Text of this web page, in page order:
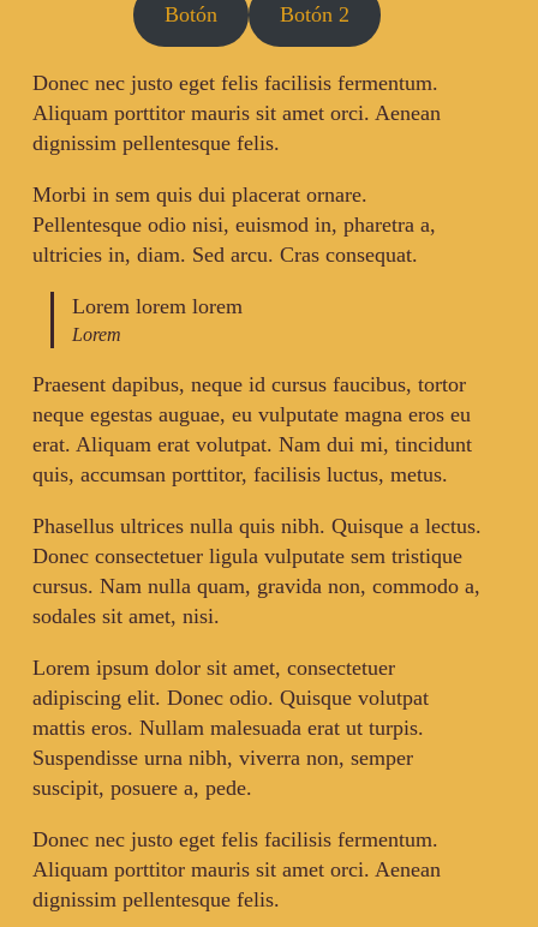
Botón Botón 2
Donec nec justo eget felis facilisis fermentum.
Aliquam porttitor mauris sit amet orci. Aenean
dignissim pellentesque felis.
Morbi in sem quis dui placerat ornare.
Pellentesque odio nisi, euismod in, pharetra a,
ultricies in, diam. Sed arcu. Cras consequat.
Lorem lorem lorem
Lorem
Praesent dapibus, neque id cursus faucibus, tortor
neque egestas auguae, eu vulputate magna eros eu
erat. Aliquam erat volutpat. Nam dui mi, tincidunt
quis, accumsan porttitor, facilisis luctus, metus.
Phasellus ultrices nulla quis nibh. Quisque a lectus.
Donec consectetuer ligula vulputate sem tristique
cursus. Nam nulla quam, gravida non, commodo a,
sodales sit amet, nisi.
Lorem ipsum dolor sit amet, consectetuer
adipiscing elit. Donec odio. Quisque volutpat
mattis eros. Nullam malesuada erat ut turpis.
Suspendisse urna nibh, viverra non, semper
suscipit, posuere a, pede.
Donec nec justo eget felis facilisis fermentum.
Aliquam porttitor mauris sit amet orci. Aenean
dignissim pellentesque felis.